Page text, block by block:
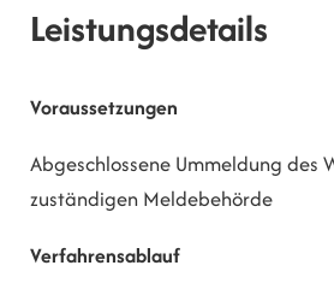
Leistungsdetails
Voraussetzungen
Abgeschlossene Ummeldung des
zuständigen Meldebehörde
Verfahrensablauf